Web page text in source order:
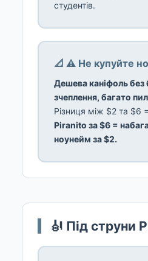
студентів.
📐 ⚠️ Не купуйте
Дешева каніфоль без
зчеплення, багато
Різниця між $2 та $6
Piranito за $6 =
ноунейм за $2.
🎻 Під струни